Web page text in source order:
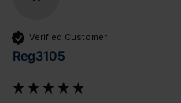
Verified Customer
Reg3105